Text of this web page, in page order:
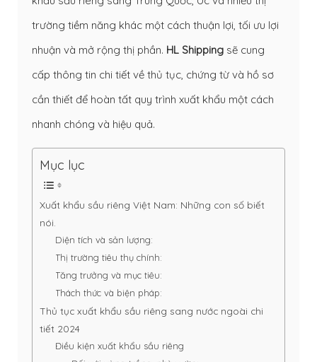
trường tiềm năng khác một cách thuận lợi, tối ưu lợi
nhuận và mở rộng thị phần. HL Shipping sẽ cung
cấp thông tin chi tiết về thủ tục, chứng từ và hồ sơ
cần thiết để hoàn tất quy trình xuất khẩu một cách
nhanh chóng và hiệu quả.
Mục lục
Xuất khẩu sầu riêng Việt Nam: Những con số biết
nói.
Diện tích và sản lượng:
Thị trường tiêu thụ chính:
Tăng trưởng và mục tiêu:
Thách thức và biện pháp:
Thủ tục xuất khẩu sầu riêng sang nước ngoài chi
tiết 2024
Điều kiện xuất khẩu sầu riêng